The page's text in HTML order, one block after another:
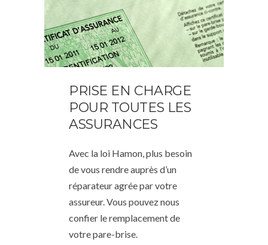
PRISE EN CHARGE
POUR TOUTES LES
ASSURANCES
Avec la loi Hamon, plus besoin
de vous rendre auprès d’un
réparateur agrée par votre
assureur. Vous pouvez nous
confier le remplacement de
votre pare-brise.